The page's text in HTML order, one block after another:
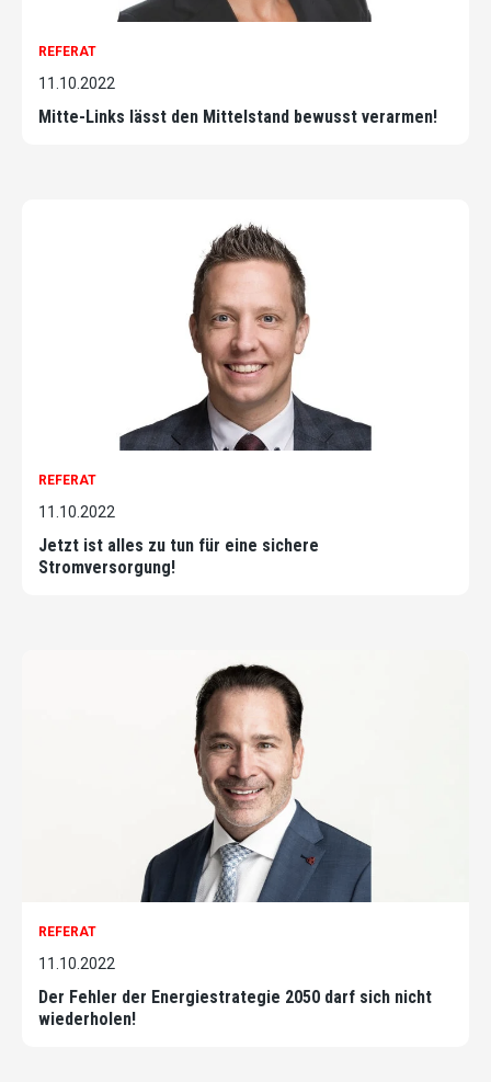
REFERAT
11.10.2022
Mitte-Links lässt den Mittelstand bewusst verarmen!
REFERAT
11.10.2022
Jetzt ist alles zu tun für eine sichere
Stromversorgung!
REFERAT
11.10.2022
Der Fehler der Energiestrategie 2050 darf sich nicht
wiederholen!